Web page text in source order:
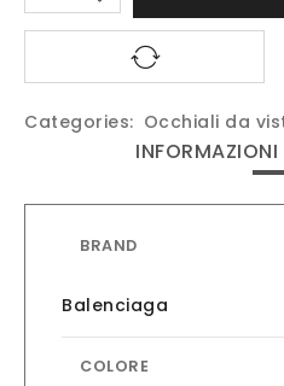
Categories: Occhiali da
BRAND
Balenciaga
COLORE